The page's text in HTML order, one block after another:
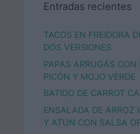
Entradas recientes
TACOS EN FREIDORA
DOS VERSIONES
PAPAS ARRUGÁS CON
PICÓN Y MOJO VERDE
BATIDO DE CARROT
ENSALADA DE ARROZ
Y ATÚN CON SALSA